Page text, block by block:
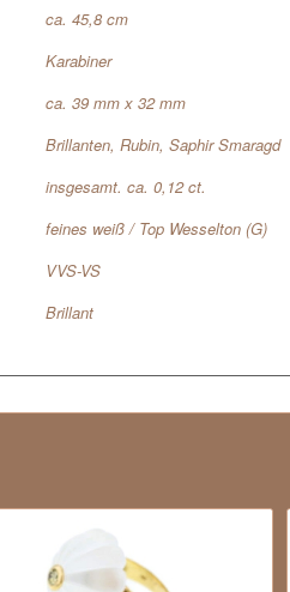
ca. 45,8 cm
Karabiner
ca. 39 mm x 32 mm
Brillanten, Rubin, Saphir Smaragd
insgesamt. ca. 0,12 ct.
feines weiß / Top Wesselton (G)
VVS-VS
Brillant